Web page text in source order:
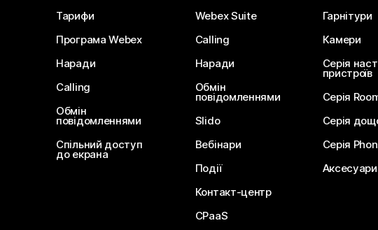
Тарифи
Програма Webex
Наради
Calling
Обмін
повідомленнями
Спільний доступ
до екрана
Webex Suite
Calling
Наради
Обмін
повідомленнями
Slido
Вебінари
Події
Контакт-центр
CPaaS
Гарнітури
Камери
Серія
пристроїв
Серія
Серія
Серія
Аксесуари